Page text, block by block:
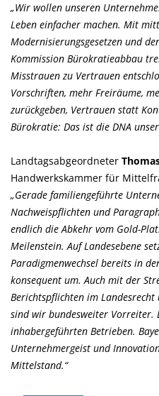
Wir wollen unseren
Leben einfacher machen. Mit
Modernisierungsgesetzen und
Kommission Bürokratieabbau
Misstrauen zu Vertrauen
Vorschriften, mehr Freiräume,
zurückgeben, Vertrauen statt
Bürokratie: Das ist die DNA
Landtagsabgeordneter
Handwerkskammer für
Gerade familiengeführte
Nachweispflichten und
endlich die Abkehr vom Gold-
Meilenstein. Auf Landesebene
Paradigmenwechsel bereits in
konsequent um. Auch mit der
Berichtspflichten im
sind wir bundesweiter Vorreiter.
inhabergeführten Betrieben.
Unternehmergeist und
Mittelstand.“